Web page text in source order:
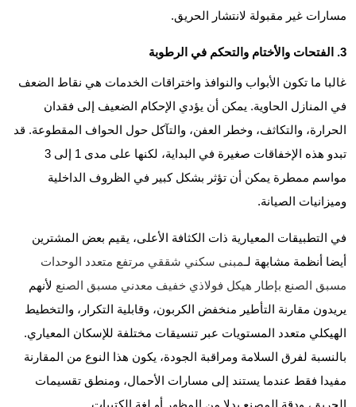
مسارات غير مقبولة لانتشار الحريق.
3. الفتحات والأختام والتحكم في الرطوبة
غالبا ما تكون الأبواب والنوافذ واختراقات الخدمات هي نقاط الضعف
في المنازل الحاوية. يمكن أن يؤدي الإحكام الضعيف إلى فقدان
الحرارة، والتكاثف، وخطر العفن، والتآكل حول الحواف المقطوعة. قد
تبدو هذه الإخفاقات صغيرة في البداية، لكنها على مدى 1 إلى 3
مواسم ممطرة يمكن أن تؤثر بشكل كبير في الظروف الداخلية
وميزانيات الصيانة.
في التطبيقات المعيارية ذات الكثافة الأعلى، يقيم بعض المشترين
أيضا أنظمة مشابهة لـمبنى سكني شققي مرتفع متعدد الوحدات
مسبق الصنع بإطار هيكل فولاذي خفيف معدني مسبق الصنع لأنهم
يريدون مقارنة التأطير منخفض الكربون، وقابلية التكرار، والتخطيط
الهيكلي متعدد المستويات عبر تنسيقات مختلفة للإسكان المعياري.
بالنسبة لفرق السلامة ومراقبة الجودة، يكون هذا النوع من المقارنة
مفيدا فقط عندما يستند إلى مسارات الأحمال، ومنطق تقسيمات